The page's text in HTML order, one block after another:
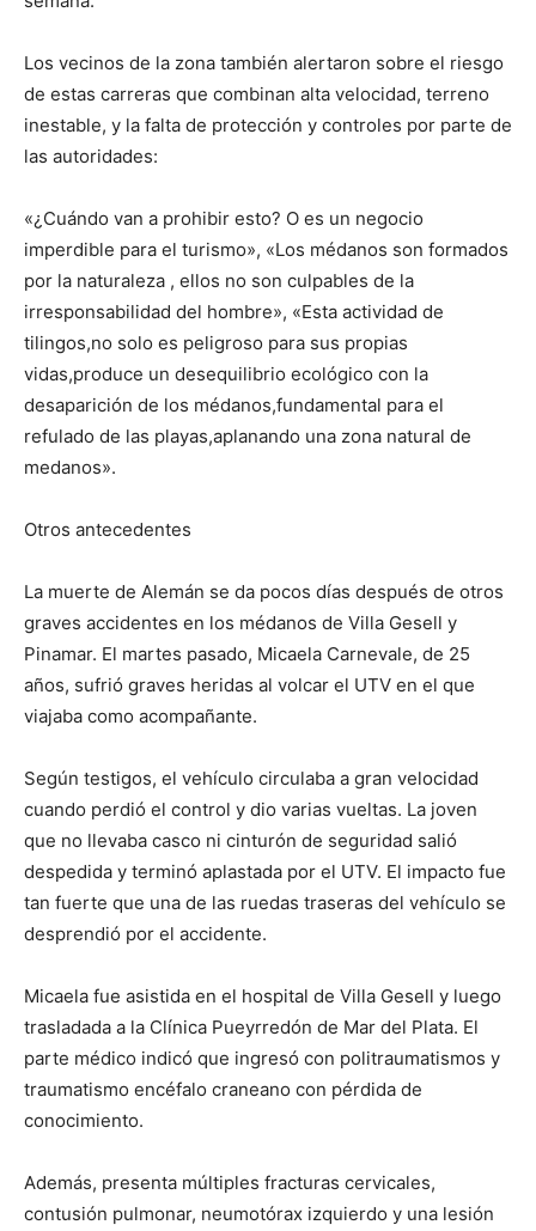
Los vecinos de la zona también alertaron sobre el riesgo
de estas carreras que combinan alta velocidad, terreno
inestable, y la falta de protección y controles por parte de
las autoridades:
«¿Cuándo van a prohibir esto? O es un negocio
imperdible para el turismo», «Los médanos son formados
por la naturaleza , ellos no son culpables de la
irresponsabilidad del hombre», «Esta actividad de
tilingos,no solo es peligroso para sus propias
vidas,produce un desequilibrio ecológico con la
desaparición de los médanos,fundamental para el
refulado de las playas,aplanando una zona natural de
medanos».
Otros antecedentes
La muerte de Alemán se da pocos días después de otros
graves accidentes en los médanos de Villa Gesell y
Pinamar. El martes pasado, Micaela Carnevale, de 25
años, sufrió graves heridas al volcar el UTV en el que
viajaba como acompañante.
Según testigos, el vehículo circulaba a gran velocidad
cuando perdió el control y dio varias vueltas. La joven
que no llevaba casco ni cinturón de seguridad salió
despedida y terminó aplastada por el UTV. El impacto fue
tan fuerte que una de las ruedas traseras del vehículo se
desprendió por el accidente.
Micaela fue asistida en el hospital de Villa Gesell y luego
trasladada a la Clínica Pueyrredón de Mar del Plata. El
parte médico indicó que ingresó con politraumatismos y
traumatismo encéfalo craneano con pérdida de
conocimiento.
Además, presenta múltiples fracturas cervicales,
contusión pulmonar, neumotórax izquierdo y una lesión